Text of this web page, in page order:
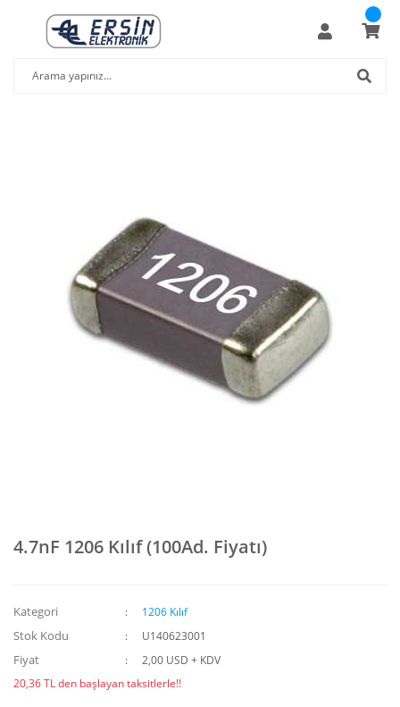
4.7nF 1206 Kılıf (100Ad. Fiyatı)
Kategori 1206 Kılıf
Stok Kodu U140623001
Fiyat
2,00 USD + KDV
20,36 TL den başlayan taksitlerle!!